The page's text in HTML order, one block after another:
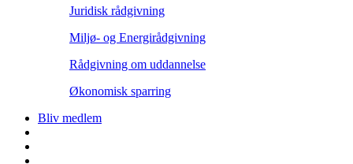
Juridisk rådgivning
Miljø- og Energirådgivning
Rådgivning om uddannelse
Økonomisk sparring
Bliv medlem